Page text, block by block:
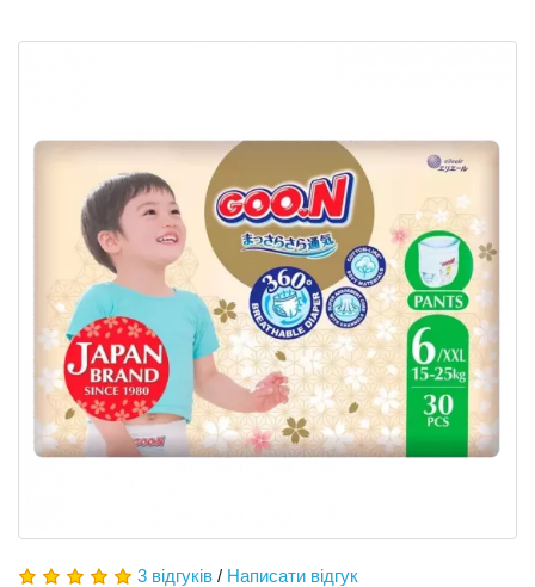
3 відгуків / Написати відгук